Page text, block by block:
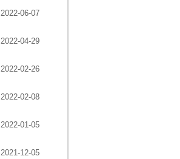
2022-06-07
2022-04-29
2022-02-26
2022-02-08
2022-01-05
2021-12-05